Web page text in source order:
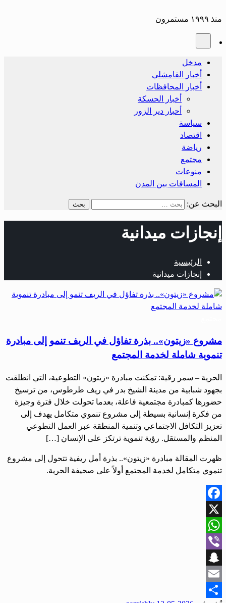
منذ ١٩٩٩ مستمرون
مدخل
أخبار القامشلي
أخبار المحافظات
أخبار الحسكة
أحبار دير الزور
سياسة
اقتصاد
رياضة
مجتمع
منوعات
المسافات بين المدن
البحث عن:
إنجازات ميدانية
الرئيسية
إنجازات ميدانية
مشروع «زيتون».. بذرة تفاؤل في الريف تنمو إلى مبادرة
تنموية شاملة لخدمة المجتمع
الحرية – سمر رقية: تمكنت مبادرة «زيتون» التطوعية، التي انطلقت
بجهود شبابية من مدينة الشيخ بدر في ريف طرطوس، من ترسيخ
حضورها كمبادرة مجتمعية فاعلة، بعدما تحولت خلال فترة وجيزة
من فكرة إنسانية بسيطة إلى مشروع تنموي متكامل يهدف إلى
تعزيز التكافل الاجتماعي وتنمية المنطقة عبر العمل التطوعي
المنظم والمستقل. رؤية تنموية ترتكز على الإنسان […]
ظهرت المقالة مبادرة «زيتون».. بذرة أمل ريفية تتحول إلى مشروع
تنموي متكامل لخدمة المجتمع أولاً على صحيفة الحرية.
Facebook
X
WhatsApp
Viber
Snapchat
Email